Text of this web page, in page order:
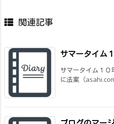
関連記事
サマータイム
サマータイム１
に法案（